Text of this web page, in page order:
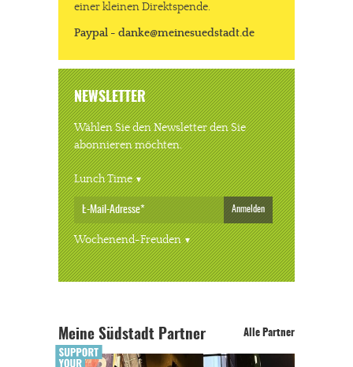
einer kleinen Direktspende.
Paypal - danke@meinesuedstadt.de
NEWSLETTER
Wählen Sie den Newsletter den Sie
abonnieren möchten.
Lunch Time
Anmelden
Wochenend-Freuden
Meine Südstadt Partner Alle Partner